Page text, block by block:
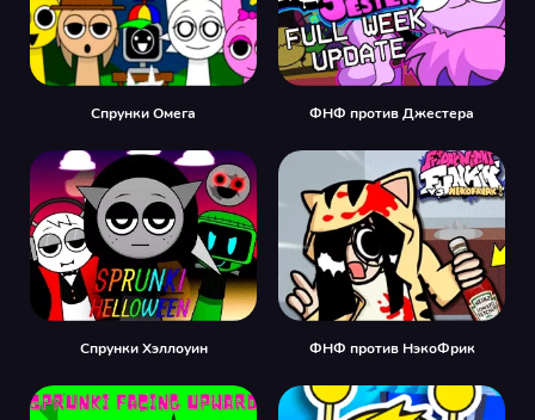
Спрунки Омега ФНФ против Джестера
Спрунки Хэллоуин ФНФ против НэкоФрик